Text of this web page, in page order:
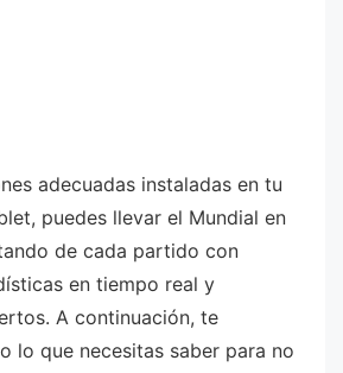
adecuadas instaladas en tu
puedes llevar el Mundial en
de cada partido con
en tiempo real y
A continuación, te
lo que necesitas saber para no